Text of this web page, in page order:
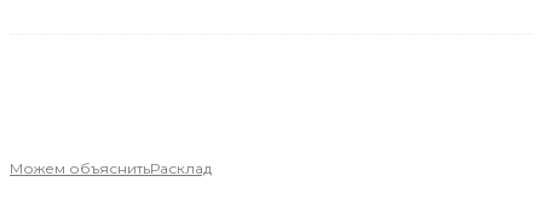
Можем объяснитьРасклад